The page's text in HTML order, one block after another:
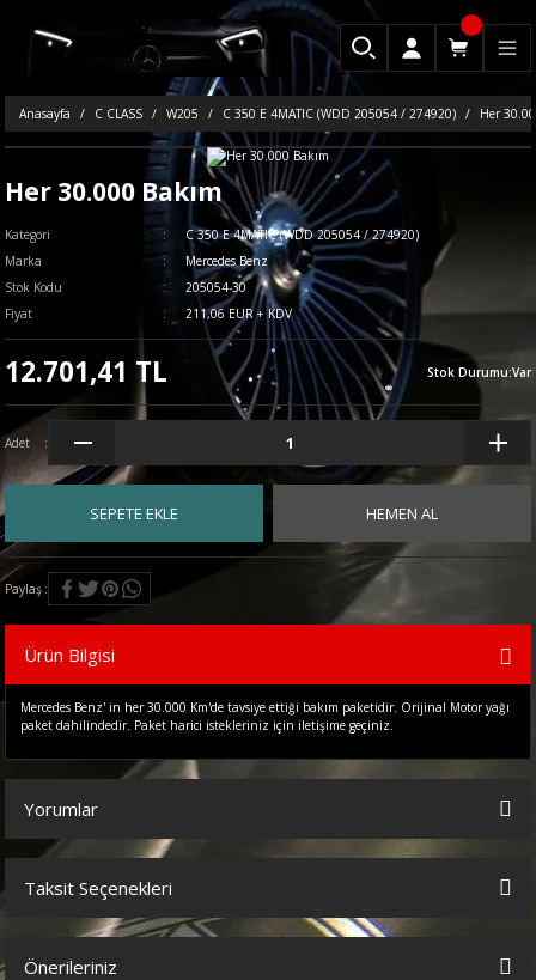
Anasayfa C CLASS W205 C 350 E 4MATIC (WDD 205054 / 274920) Her
Her 30.000 Bakım
Kategori
C 350 E 4MATIC (WDD 205054 / 274920)
Marka
Mercedes Benz
Stok Kodu
205054-30
Fiyat
211,06 EUR + KDV
12.701,41 TL Stok Durumu:Var
Adet
SEPETE EKLE HEMEN AL
Paylaş
Ürün Bilgisi
Mercedes Benz' in her 30.000 Km'de tavsiye ettiği bakım paketidir. Orijinal Motor yağı
paket dahilindedir. Paket harici istekleriniz için iletişime geçiniz.
Yorumlar
Bu ürüne ilk yorumu siz yapın!
Taksit Seçenekleri
Önerileriniz